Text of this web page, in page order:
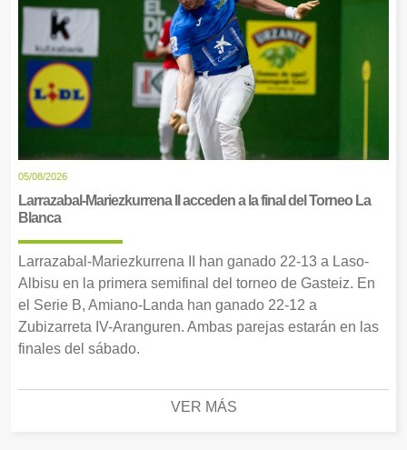
05/08/2026
Larrazabal-Mariezkurrena II acceden a la final del Torneo La
Blanca
Larrazabal-Mariezkurrena II han ganado 22-13 a Laso-
Albisu en la primera semifinal del torneo de Gasteiz. En
el Serie B, Amiano-Landa han ganado 22-12 a
Zubizarreta IV-Aranguren. Ambas parejas estarán en las
finales del sábado.
VER MÁS